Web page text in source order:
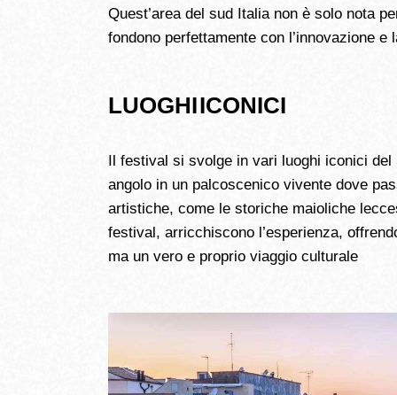
Quest’area del sud Italia non è solo nota
fondono perfettamente con l’innovazione e
LUOGHI ICONICI
Il festival si svolge in vari luoghi iconici del
angolo in un palcoscenico vivente dove
artistiche, come le storiche maioliche
festival, arricchiscono l’esperienza,
ma un vero e proprio viaggio culturale